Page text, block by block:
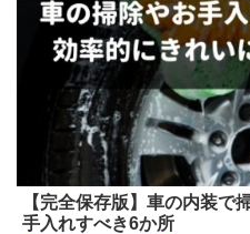
【完全保存版】車の内装で
手入れすべき6か所